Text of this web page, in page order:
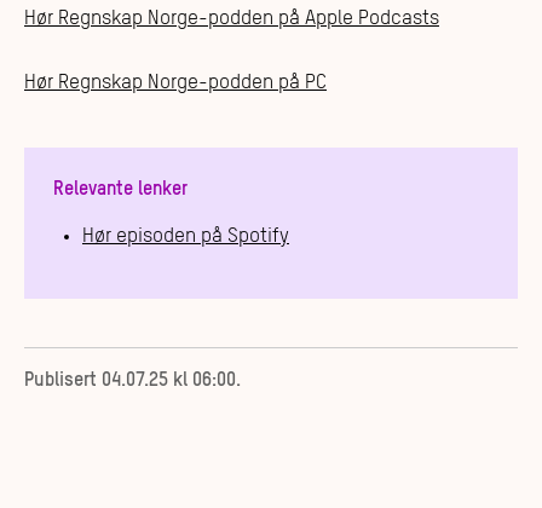
Hør Regnskap Norge-podden på Apple Podcasts
Hør Regnskap Norge-podden på PC
Relevante lenker
Hør episoden på Spotify
Publisert 04.07.25 kl 06:00.